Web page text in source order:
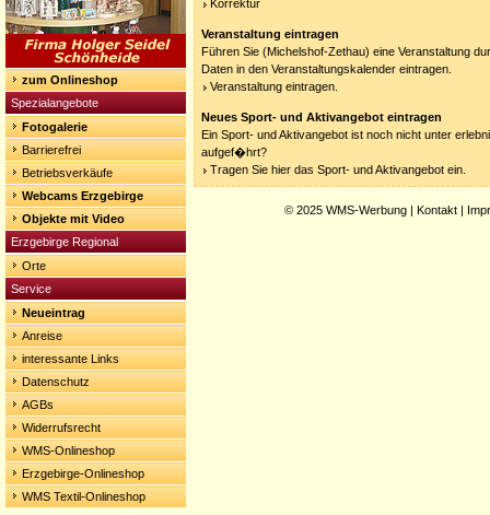
zum Onlineshop
Spezialangebote
Fotogalerie
Barrierefrei
Betriebsverkäufe
Webcams Erzgebirge
Objekte mit Video
Erzgebirge Regional
Orte
Service
Neueintrag
Anreise
interessante Links
Datenschutz
AGBs
Widerrufsrecht
WMS-Onlineshop
Erzgebirge-Onlineshop
WMS Textil-Onlineshop
Korrektur
Veranstaltung eintragen
Führen Sie (Michelshof-Zethau) eine Veranstaltung
Daten in den Veranstaltungskalender eintragen.
Veranstaltung eintragen.
Neues Sport- und Aktivangebot eintragen
Ein Sport- und Aktivangebot ist noch nicht unter
aufgef�hrt?
Tragen Sie hier das Sport- und Aktivangebot ein.
© 2025 WMS-Werbung | Kontakt |